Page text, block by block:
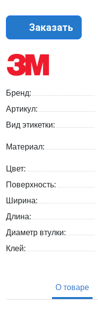
Заказать
Бренд:
Артикул:
Вид этикетки:
Материал:
Цвет:
Поверхность:
Ширина:
Длина:
Диаметр втулки:
Клей:
О товаре